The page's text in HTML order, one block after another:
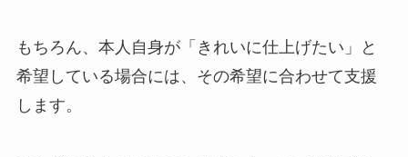
もちろん、本人自身が「きれいに仕上げたい」と
希望している場合には、その希望に合わせて支援
します。